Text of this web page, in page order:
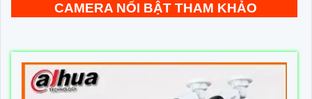
CAMERA NỔI BẬT THAM KHẢO